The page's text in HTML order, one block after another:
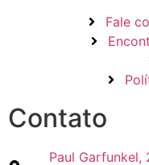
Fale
Contato
Paul Garfunkel,